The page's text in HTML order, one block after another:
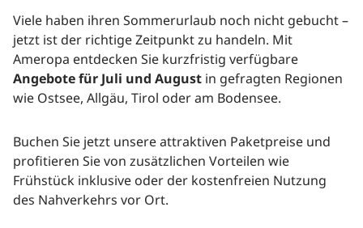
Viele haben ihren Sommerurlaub noch nicht gebucht –
jetzt ist der richtige Zeitpunkt zu handeln. Mit
Ameropa entdecken Sie kurzfristig verfügbare
Angebote für Juli und August in gefragten Regionen
wie Ostsee, Allgäu, Tirol oder am Bodensee.
Buchen Sie jetzt unsere attraktiven Paketpreise und
profitieren Sie von zusätzlichen Vorteilen wie
Frühstück inklusive oder der kostenfreien Nutzung
des Nahverkehrs vor Ort.